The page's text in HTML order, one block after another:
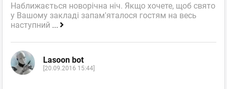
Наближається новорічна ніч. Якщо хочете, щоб свято
у Вашому закладі запам'яталося гостям на весь
наступний ...
Lasoon bot
[20.09.2016 15:44]